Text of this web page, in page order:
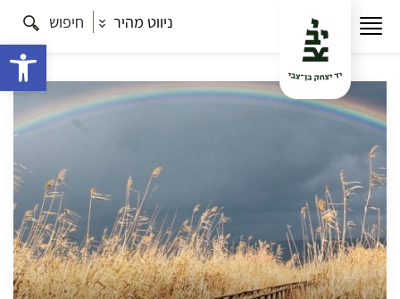
ניווט מהיר חיפוש
חוצה ישראל: טיולים ברחבי הארץ